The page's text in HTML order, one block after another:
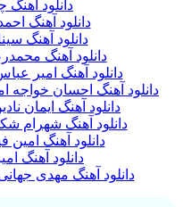
دانلود
دانلود آهنگ
دانلود آهنگ
دانلود آهنگ
دانلود آهنگ امیر
دانلود آهنگ احسان خواجه
دانلود آهنگ ایمان
دانلود آهنگ شهرام
دانلود آهنگ
دانلود آهنگ
دانلود آهنگ مهدی